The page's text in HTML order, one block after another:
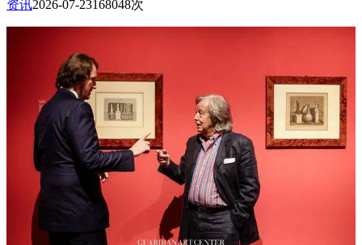
资讯2026-07-23168048次